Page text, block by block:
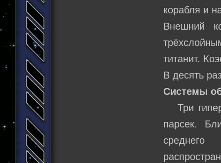
корабля и
Внешний
титанит.
В десять
Системы
Три
парсек.